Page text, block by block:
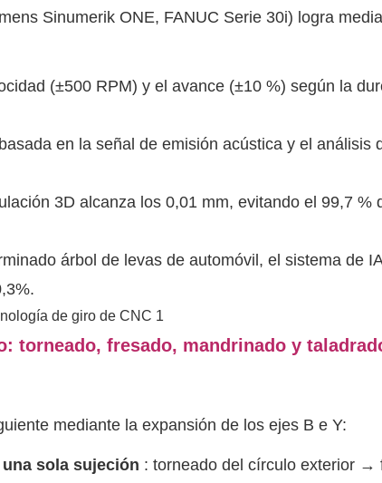
Sinumerik ONE, FANUC Serie 30i) logra
(±500 RPM) y el avance (±10 %) según la
en la señal de emisión acústica y el análisis
3D alcanza los 0,01 mm, evitando el 99,7 %
árbol de levas de automóvil, el sistema de
torneado, fresado, mandrinado y
mediante la expansión de los ejes B e Y:
sola sujeción : torneado del círculo exterior →